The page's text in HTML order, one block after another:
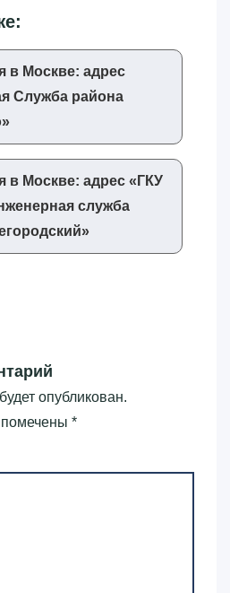
в Москве: адрес
Служба района
в Москве: адрес «‎ГКУ
служба
опубликован.
*